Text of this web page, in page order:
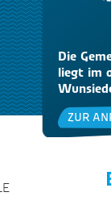
Die
liegt im
ZUR